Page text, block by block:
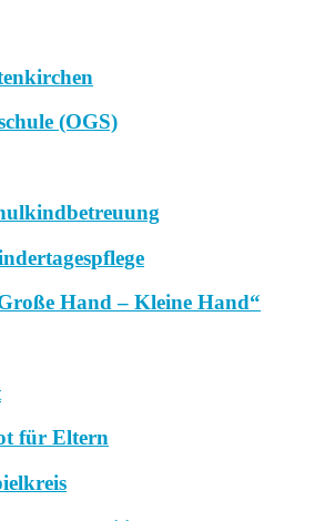
(OGS)
Hand – Kleine Hand“
für Eltern